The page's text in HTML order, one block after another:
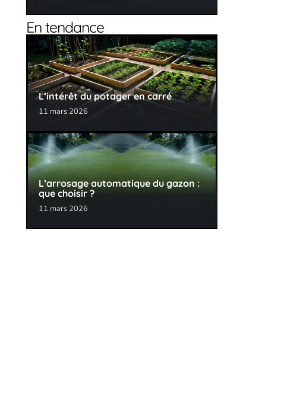
En tendance
L’intérêt du potager en carré
11 mars 2026
L’arrosage automatique du gazon :
que choisir ?
11 mars 2026